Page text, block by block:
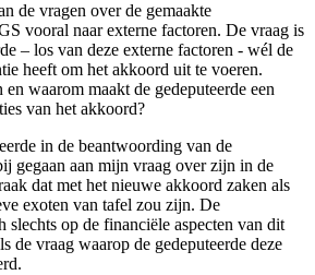
de vragen over de gemaakte
vooral naar externe factoren. De vraag is
– los van deze externe factoren - wél de
heeft om het akkoord uit te voeren.
waarom maakt de gedeputeerde een
van het akkoord?
in de beantwoording van de
gegaan aan mijn vraag over zijn in de
dat met het nieuwe akkoord zaken als
exoten van tafel zou zijn. De
op de financiële aspecten van dit
de vraag waarop de gedeputeerde deze